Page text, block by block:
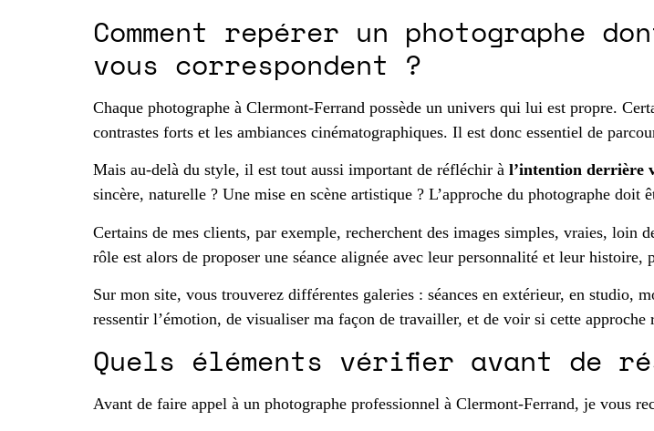
Comment repérer un
vous correspondent ?
Chaque photographe à Clermont-Ferrand possède un univers qui lui est propre.
contrastes forts et les ambiances cinématographiques. Il est donc essentiel de
Mais au-delà du style, il est tout aussi important de réfléchir à l’intention derrière
sincère, naturelle ? Une mise en scène artistique ? L’approche du photographe doit
Certains de mes clients, par exemple, recherchent des images simples, vraies, loin
rôle est alors de proposer une séance alignée avec leur personnalité et leur histoire,
Sur mon site, vous trouverez différentes galeries : séances en extérieur, en studio,
ressentir l’émotion, de visualiser ma façon de travailler, et de voir si cette approche
Quels éléments vérifier avant de
Avant de faire appel à un photographe professionnel à Clermont-Ferrand, je vous